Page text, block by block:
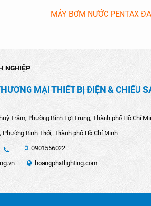
MÁY BƠM NƯỚC PENTAX
NGHIỆP
MẠI THIẾT BỊ ĐIỆN & CHIẾU
Trâm, Phường Bình Lợi Trung, Thành phố Hồ Chí
Phường Bình Thới, Thành phố Hồ Chí Minh
0901556022
hoangphatlighting.com